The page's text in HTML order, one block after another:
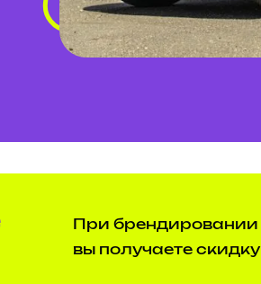
При брендировании
вы получаете